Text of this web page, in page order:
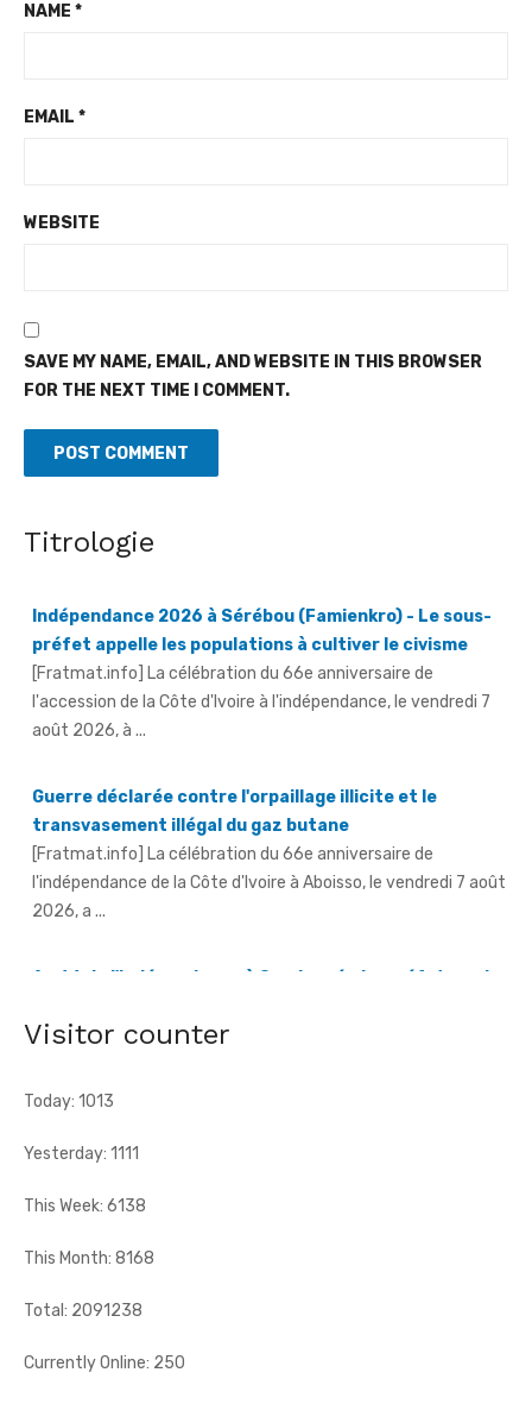
NAME *
EMAIL *
WEBSITE
SAVE MY NAME, EMAIL, AND WEBSITE IN THIS BROWSER
FOR THE NEXT TIME I COMMENT.
Titrologie
Indépendance 2026 à Sérébou (Famienkro) - Le sous-
[Fratmat.info] La célébration du 66e anniversaire de
l'accession de la Côte d'Ivoire à l'indépendance, le vendredi 7
août 2026, à ...
Guerre déclarée contre l'orpaillage illicite et le
[Fratmat.info] La célébration du 66e anniversaire de
l'indépendance de la Côte d'Ivoire à Aboisso, le vendredi 7 août
2026, a ...
An 66 de l'indépendance à Sandegué - Le préfet rend
de la paix
Gontougo, a célébré, le vendredi 7 août 2026, le 66e
Visitor counter
Today: 1013
Yesterday: 1111
This Week: 6138
This Month: 8168
Total: 2091238
Currently Online: 250